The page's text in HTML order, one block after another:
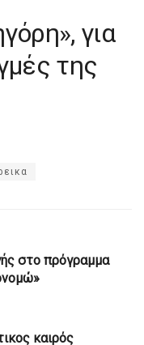
για
της
στο πρόγραμμα
καιρός